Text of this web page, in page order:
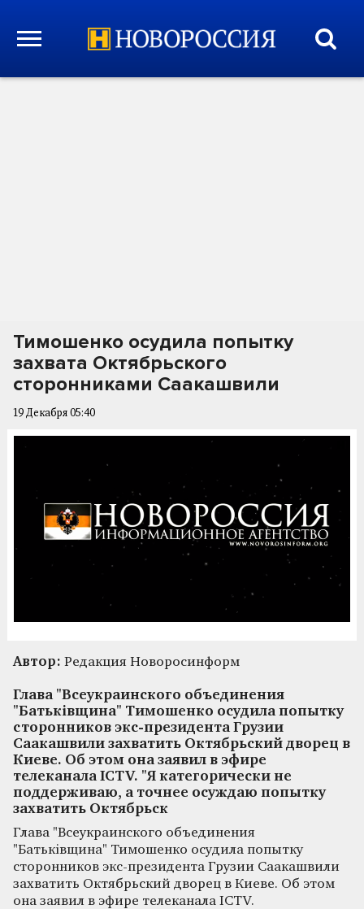
Тимошенко осудила попытку
захвата Октябрьского
сторонниками Саакашвили
19 Декабря 05:40
Автор: Редакция Новоросинформ
Глава "Всеукраинского объединения
"Батьківщина" Тимошенко осудила попытку
сторонников экс-президента Грузии
Саакашвили захватить Октябрьский дворец в
Киеве. Об этом она заявил в эфире
телеканала ICTV. "Я категорически не
поддерживаю, а точнее осуждаю попытку
захватить Октябрьск
Глава "Всеукраинского объединения
"Батьківщина" Тимошенко осудила попытку
сторонников экс-президента Грузии Саакашвили
захватить Октябрьский дворец в Киеве. Об этом
она заявил в эфире телеканала ICTV.